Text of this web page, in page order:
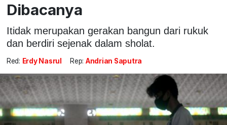
Dibacanya
Itidak merupakan gerakan bangun dari rukuk
dan berdiri sejenak dalam sholat.
Red: Erdy Nasrul Rep: Andrian Saputra